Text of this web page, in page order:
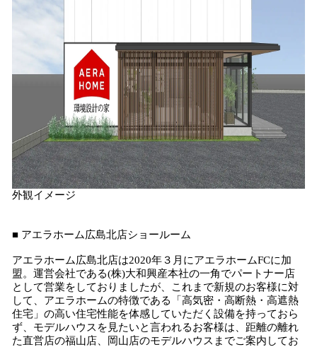
外観イメージ
■ アエラホーム広島北店ショールーム
アエラホーム広島北店は2020年３月にアエラホームFCに加
盟。運営会社である(株)大和興産本社の一角でパートナー店
として営業をしておりましたが、これまで新規のお客様に対
して、アエラホームの特徴である「高気密・高断熱・高遮熱
住宅」の高い住宅性能を体感していただく設備を持っておら
ず、モデルハウスを見たいと言われるお客様は、距離の離れ
た直営店の福山店、岡山店のモデルハウスまでご案内してお